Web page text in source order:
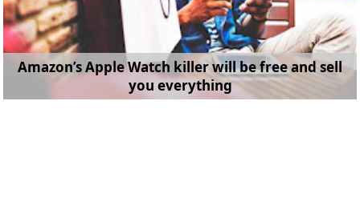
Amazon’s Apple Watch killer will be free and sell
you everything